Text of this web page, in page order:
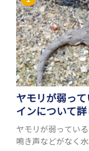
ヤモリが弱っ
インについて詳
ヤモリが弱ってい
鳴き声などがなく